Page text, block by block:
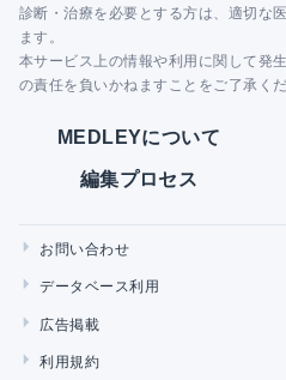
診断・治療を必要とする方は、適切な
ます。
本サービス上の情報や利用に関して発
の責任を負いかねますことをご了承くだ
MEDLEYについて
編集プロセス
お問い合わせ
データベース利用
広告掲載
利用規約